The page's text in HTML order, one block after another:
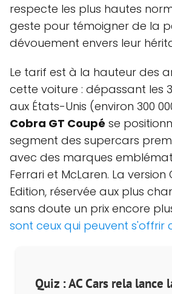
respecte les plus hautes
geste pour témoigner de la
dévouement envers leur
Le tarif est à la hauteur des
cette voiture : dépassant les
aux États-Unis (environ 300
Cobra GT Coupé se
segment des supercars
avec des marques
Ferrari et McLaren. La
Edition, réservée aux plus
sans doute un prix encore
sont ceux qui peuvent s'offrir
Quiz : AC Cars rela lance